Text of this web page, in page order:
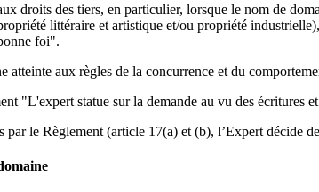
droits des tiers, en particulier, lorsque le nom de
littéraire et artistique et/ou propriété
foi".
atteinte aux règles de la concurrence et du
"L'expert statue sur la demande au vu des écritures
le Règlement (article 17(a) et (b), l’Expert décide